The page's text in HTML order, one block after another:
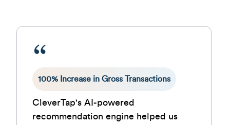
100% Increase in Gross Transactions
CleverTap's AI-powered
recommendation engine helped us